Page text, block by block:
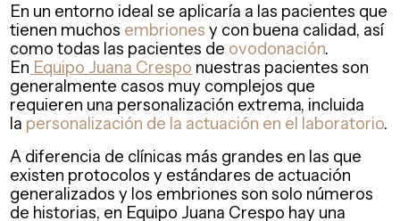
En un entorno ideal se aplicaría a las pacientes que
tienen muchos embriones y con buena calidad, así
como todas las pacientes de ovodonación.
En Equipo Juana Crespo nuestras pacientes son
generalmente casos muy complejos que
requieren una personalización extrema, incluida
la personalización de la actuación en el laboratorio.
A diferencia de clínicas más grandes en las que
existen protocolos y estándares de actuación
generalizados y los embriones son solo números
de historias, en Equipo Juana Crespo hay una